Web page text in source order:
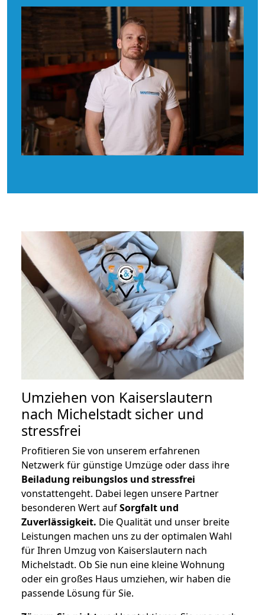
Umziehen von Kaiserslautern
nach Michelstadt sicher und
stressfrei
Profitieren Sie von unserem erfahrenen
Netzwerk für günstige Umzüge oder dass ihre
Beiladung reibungslos und stressfrei
vonstattengeht. Dabei legen unsere Partner
besonderen Wert aufSorgfalt und
Zuverlässigkeit. Die Qualität und unser breite
Leistungen machen uns zu der optimalen Wahl
für Ihren Umzug von Kaiserslautern nach
Michelstadt. Ob Sie nun eine kleine Wohnung
oder ein großes Haus umziehen, wir haben die
passende Lösung für Sie.